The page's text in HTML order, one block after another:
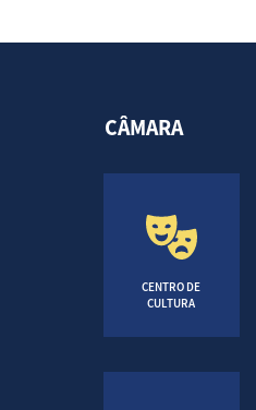
CÂMARA
CENTRO DE
CULTURA